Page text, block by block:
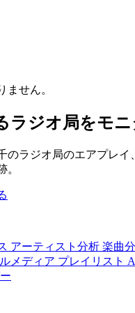
ません。
ラジオ局をモ
のラジオ局のエアプレイ
。
アーティスト分析 楽曲
メディア プレイリスト